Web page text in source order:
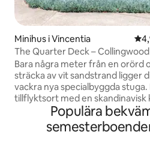
Minihus i Vincentia
The Quarter Deck – Collingwood
Jervis Bay
Bara några meter från en orörd
sträcka av vit sandstrand ligger
vackra nya specialbyggda stuga.
tillflyktsort med en skandinavisk
som kommer att bli din lilla oas
stranden! Helt fristående med
elegant kök/vardagsrum,
Populära